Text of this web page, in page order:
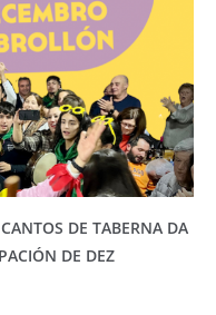
DE TABERNA DA
DE DEZ